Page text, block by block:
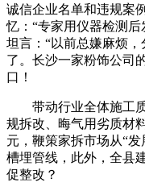
诚信企业名单和违规案
忆：“专家用仪器检测
坦言：“以前总嫌麻烦
了。长沙一家粉饰公司
口！
带动行业全体施工质
规拆改、晦气用劣质材
元，鞭策家拆市场从“
槽埋管线，此外，全县
促整改？